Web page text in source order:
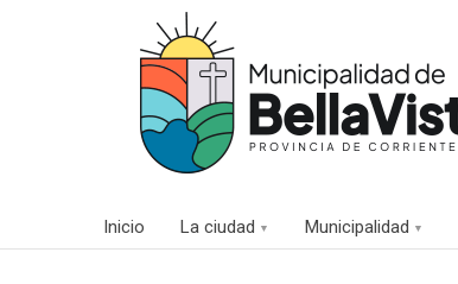
Inicio La ciudad Municipalidad